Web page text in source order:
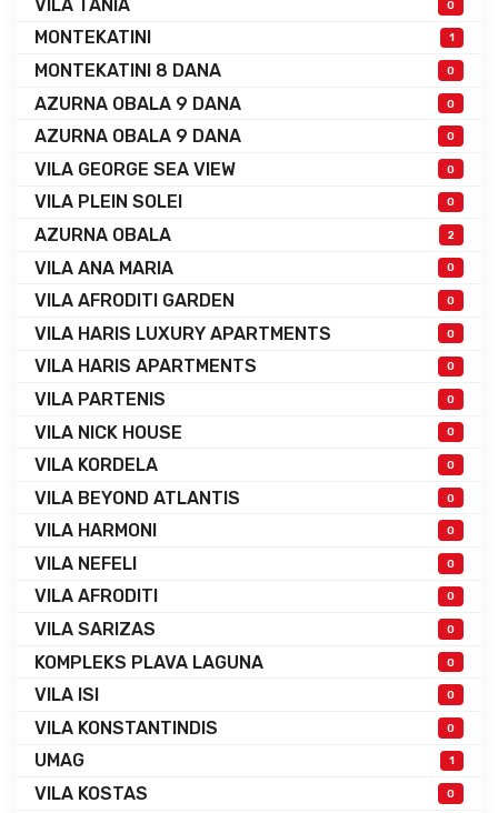
VILA TANIA 0
MONTEKATINI 1
MONTEKATINI 8 DANA 0
AZURNA OBALA 9 DANA 0
AZURNA OBALA 9 DANA 0
VILA GEORGE SEA VIEW 0
VILA PLEIN SOLEI 0
AZURNA OBALA 2
VILA ANA MARIA 0
VILA AFRODITI GARDEN 0
VILA HARIS LUXURY APARTMENTS 0
VILA HARIS APARTMENTS 0
VILA PARTENIS 0
VILA NICK HOUSE 0
VILA KORDELA 0
VILA BEYOND ATLANTIS 0
VILA HARMONI 0
VILA NEFELI 0
VILA AFRODITI 0
VILA SARIZAS 0
KOMPLEKS PLAVA LAGUNA 0
VILA ISI 0
VILA KONSTANTINDIS 0
UMAG 1
VILA KOSTAS 0